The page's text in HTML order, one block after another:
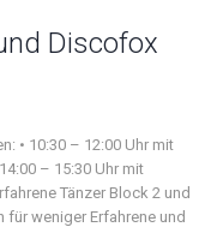
Discofox
• 10:30 – 12:00 Uhr mit
– 15:30 Uhr mit
Tänzer Block 2 und
für weniger Erfahrene und